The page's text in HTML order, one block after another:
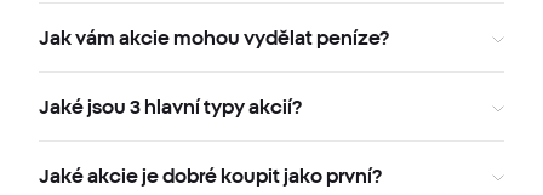
Jak vám akcie mohou vydělat peníze?
Jaké jsou 3 hlavní typy akcií?
Jaké akcie je dobré koupit jako první?